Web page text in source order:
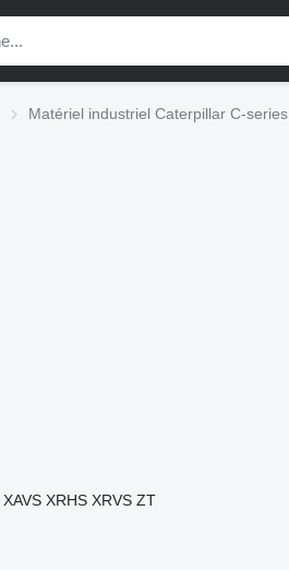
Matériel industriel Caterpillar C-series
XAVS XRHS XRVS ZT